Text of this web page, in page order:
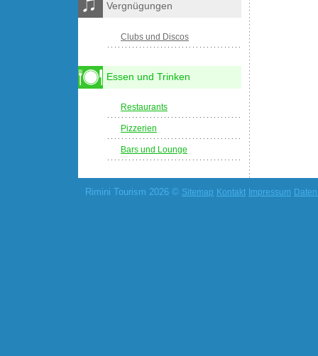
Vergnügungen
Clubs und Discos
Essen und Trinken
Restaurants
Pizzerien
Bars und Lounge
Rimini Tourism 2026 © Sitemap Kontakt Impressum